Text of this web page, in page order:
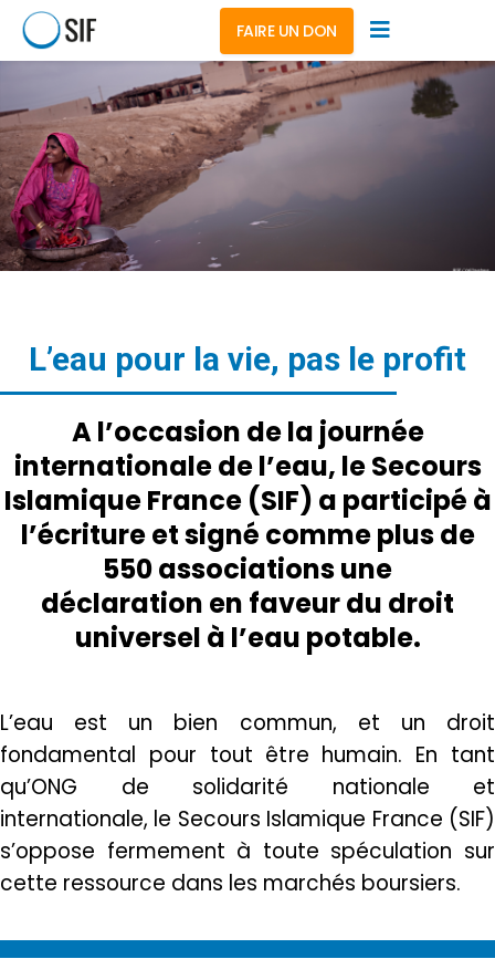
FAIRE UN DON
L’eau pour la vie, pas le profit
A l’occasion de la journée
internationale de l’eau, le Secours
Islamique France (SIF) a participé à
l’écriture et signé comme plus de
550 associationsune
déclaration en faveur du droit
universel à l’eau potable.
L’eau est un bien commun, et un droit
fondamental pour tout être humain. En tant
qu’ONG de solidarité nationale et
internationale, le Secours Islamique France (SIF)
s’oppose fermement à toute spéculation sur
cette ressource dans les marchés boursiers.